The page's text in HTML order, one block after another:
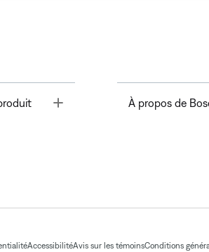
À propos de
AccessibilitéAvis sur les témoinsConditions